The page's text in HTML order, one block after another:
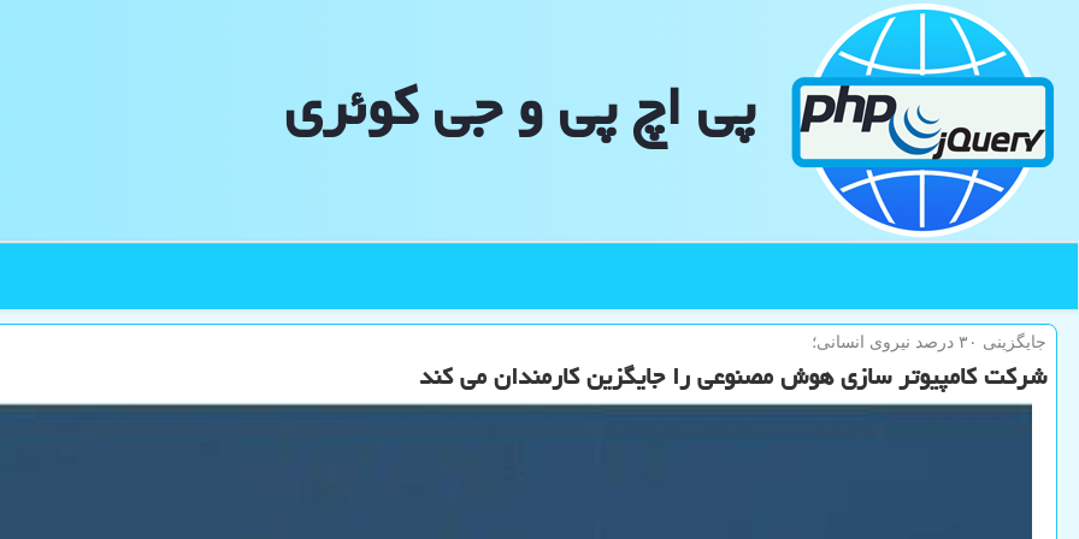
پی اچ پی و جی كوئری
جایگزینی ۳۰ درصد نیروی انسانی؛
شرکت کامپیوتر سازی هوش مصنوعی را جایگزین کارمندان می کند